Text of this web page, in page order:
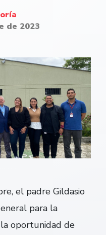
de 2023
el padre Gildasio
para la
oportunidad de